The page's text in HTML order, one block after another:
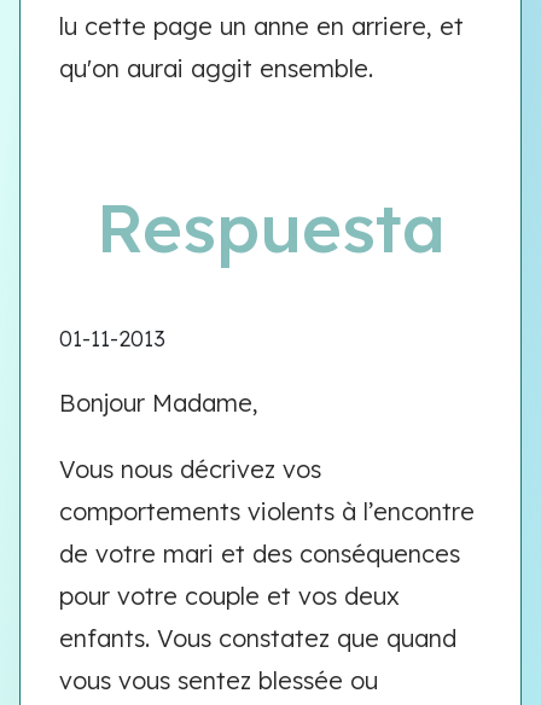
lu cette page un anne en arriere, et
qu'on aurai aggit ensemble.
Respuesta
01-11-2013
Bonjour Madame,
Vous nous décrivez vos
comportements violents à l’encontre
de votre mari et des conséquences
pour votre couple et vos deux
enfants. Vous constatez que quand
vous vous sentez blessée ou